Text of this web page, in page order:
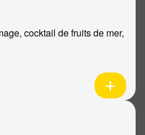
cocktail de fruits de mer,